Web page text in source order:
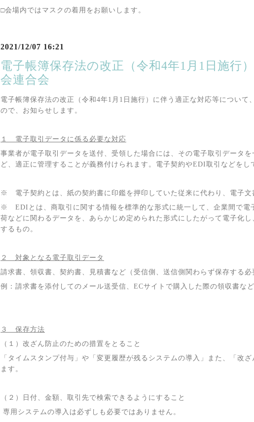
□会場内ではマスクの着用をお願いします。
2021/12/07 16:21
電子帳簿保存法の改正（令和4年1月1日施行
会連合会
電子帳簿保存法の改正（令和 4年1 月 1 日施行）に伴う適正な対応等について
ので、お知らせします。
１ 電子取引データに係る必要な対応
事業者が電子取引データを送付、受領した場合には、その電子取引データ
ど、適正に管理することが義務付けられます。電子契約やEDI取引などをし
※ 電子契約とは、紙の契約書に印鑑を押印していた従来に代わり、電子文
※ EDI とは、商取引に関する情報を標準的な形式に統一して、企業間で
荷などに関わるデータを、あらかじめ定められた形式にしたがって電子化
するもの。
２ 対象となる電子取引データ
請求書、領収書、契約書、見積書など（受信側、送信側関わらず保存する必
例：請求書を添付してのメール送受信、 ECサイトで購入した際の領収書など
３ 保存方法
（１）改ざん防止のための措置をとること
「タイムスタンプ付与」や「変更履歴が残るシステムの導入」また、「改
ます。
（２）日付、金額、取引先で検索できるようにすること
専用システムの導入は必ずしも必要ではありません。